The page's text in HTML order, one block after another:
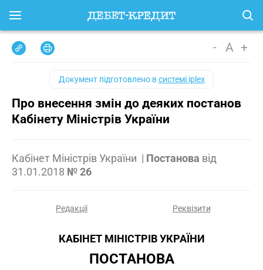
- A +
Документ підготовлено всистемі iplex
Про внесення змін до деяких постанов
Кабінету Міністрів України
Кабінет Міністрів України | Постанова від
31.01.2018 № 26
Редакції Реквізити
КАБІНЕТ МІНІСТРІВ УКРАЇНИ
ПОСТАНОВА